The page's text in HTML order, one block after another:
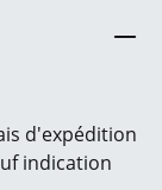
d'expédition
indication